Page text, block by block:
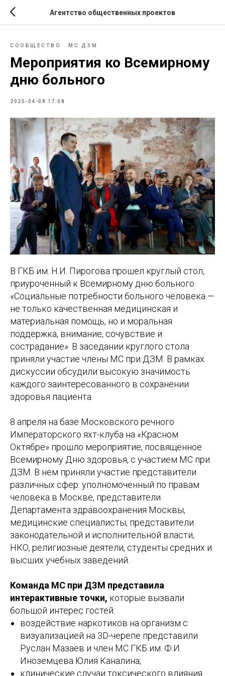
Агентство общественных проектов
СООБЩЕСТВО МС ДЗМ
Мероприятия ко Всемирному
дню больного
2025-04-08 17:08
В ГКБ им. Н.И. Пирогова прошел круглый стол,
приуроченный к Всемирному дню больного
«Социальные потребности больного человека —
не только качественная медицинская и
материальная помощь, но и моральная
поддержка, внимание, сочувствие и
сострадание». В заседании круглого стола
приняли участие члены МС при ДЗМ. В рамках
дискуссии обсудили высокую значимость
каждого заинтересованного в сохранении
здоровья пациента.
8 апреля на базе Московского речного
Императорского яхт-клуба на «Красном
Октябре» прошло мероприятие, посвященное
Всемирному Дню здоровья, с участием МС при
ДЗМ. В нем приняли участие представители
различных сфер: уполномоченный по правам
человека в Москве, представители
Департамента здравоохранения Москвы,
медицинские специалисты, представители
законодательной и исполнительной власти,
НКО, религиозные деятели, студенты средних и
высших учебных заведений.
Команда МС при ДЗМ представила
интерактивные точки, которые вызвали
большой интерес гостей:
воздействие наркотиков на организм с
визуализацией на 3D-черепе представили
Руслан Мазаев и член МС ГКБ им. Ф.И.
Иноземцева Юлия Каналина;
клинические случаи токсического влияния